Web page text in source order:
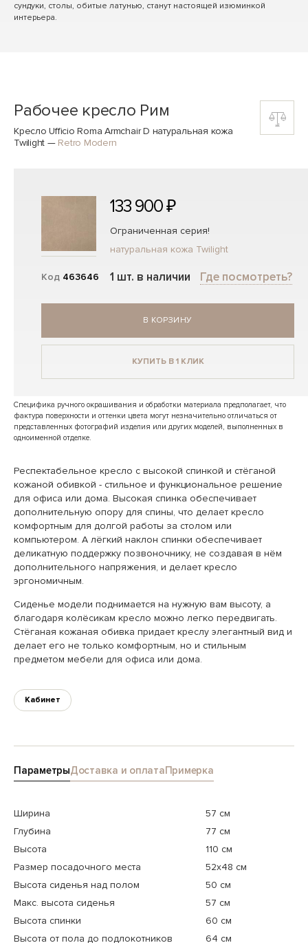
сундуки, столы, обитые латунью, станут настоящей изюминкой
интерьера.
Рабочее кресло Рим
Кресло Ufficio Roma Armchair D натуральная кожа
Twilight — Retro Modern
Код 463646
133 900 ₽
Ограниченная серия!
натуральная кожа Twilight
1 шт. в наличии Где посмотреть?
В КОРЗИНУ
КУПИТЬ В 1 КЛИК
Специфика ручного окрашивания и обработки материала предполагает, что
фактура поверхности и оттенки цвета могут незначительно отличаться от
представленных фотографий изделия или других моделей, выполненных в
одноименной отделке.
Респектабельное кресло с высокой спинкой и стёганой
кожаной обивкой - стильное и функциональное решение
для офиса или дома. Высокая спинка обеспечивает
дополнительную опору для спины, что делает кресло
комфортным для долгой работы за столом или
компьютером. А лёгкий наклон спинки обеспечивает
деликатную поддержку позвоночнику, не создавая в нём
дополнительного напряжения, и делает кресло
эргономичным.
Сиденье модели поднимается на нужную вам высоту, а
благодаря колёсикам кресло можно легко передвигать.
Стёганая кожаная обивка придает креслу элегантный вид и
делает его не только комфортным, но и стильным
предметом мебели для офиса или дома.
Кабинет
ПараметрыДоставка и оплатаПримерка
Ширина
57 см
Глубина
77 см
Высота
110 см
Размер посадочного места
52x48 см
Высота сиденья над полом
50 см
Макс. высота сиденья
57 см
Высота спинки
60 см
Высота от пола до подлокотников
64 см